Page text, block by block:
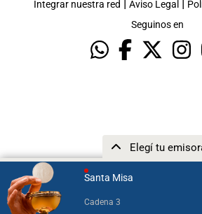
Santa Misa
Cadena 3
Elegí tu
Integrar nuestra red | Aviso Legal |
Seguinos en